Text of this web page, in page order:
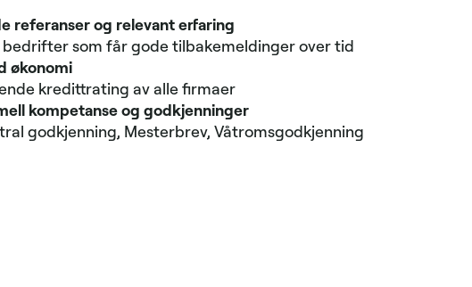
referanser og relevant erfaring
bedrifter som får gode tilbake­meldinger over tid
økonomi
kredittrating av alle firmaer
kompetanse og godkjenninger
godkjenning, Mesterbrev, Våtroms­godkjenning